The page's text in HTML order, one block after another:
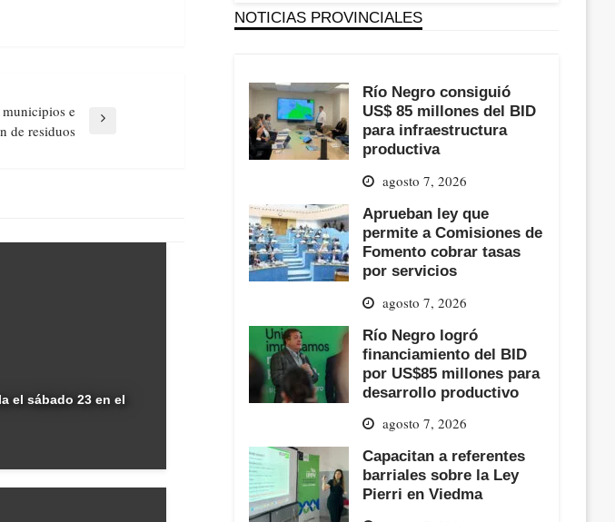
e
de residuos
el sábado 23 en el
NOTICIAS PROVINCIALES
Río Negro consiguió
US$ 85 millones del BID
para infraestructura
productiva
agosto 7, 2026
Aprueban ley que
permite a Comisiones de
Fomento cobrar tasas
por servicios
agosto 7, 2026
Río Negro logró
financiamiento del BID
por US$85 millones para
desarrollo productivo
agosto 7, 2026
Capacitan a referentes
barriales sobre la Ley
Pierri en Viedma